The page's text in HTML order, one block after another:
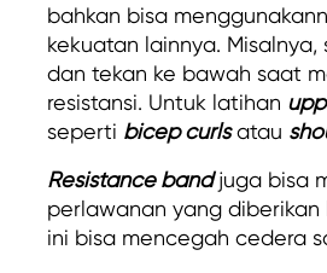
bahkan bisa
kekuatan lainnya.
dan tekan ke bawah saat
resistansi. Untuk latihan
seperti bicep curlsatau
Resistance bandjuga bisa
perlawanan yang
ini bisa mencegah cedera